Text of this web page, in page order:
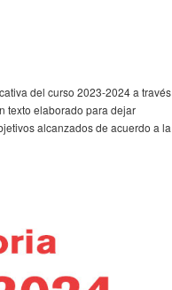
del curso 2023-2024 a través
texto elaborado para dejar
alcanzados de acuerdo a la